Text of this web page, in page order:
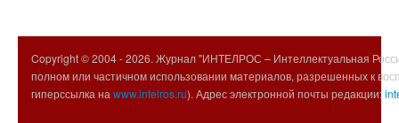
Copyright © 2004 -2026. Журнал "ИНТЕЛРОС – Интеллектуальная
полном или частичном использовании материалов, разрешенных к
гиперссылка на www.intelros.ru). Адрес электронной почты редакции: